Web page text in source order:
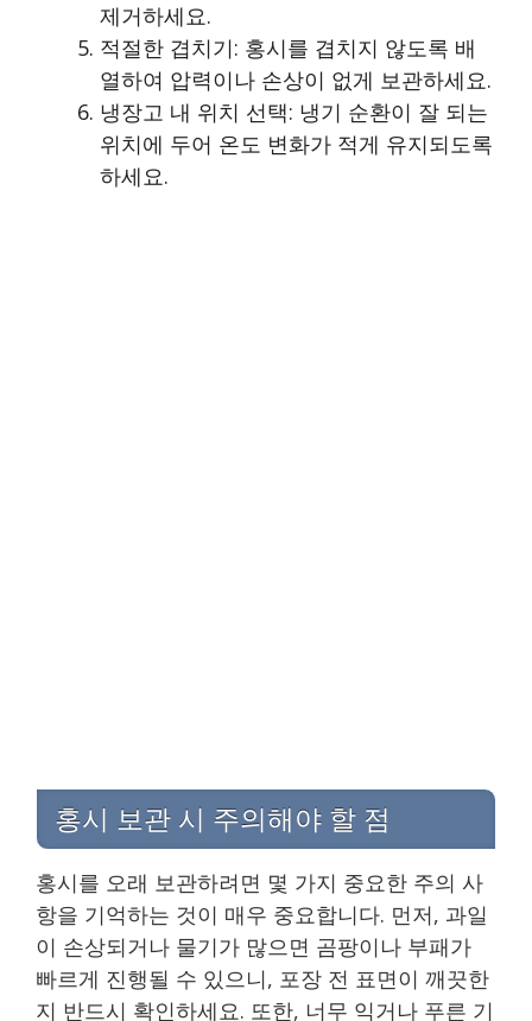
제거하세요.
적절한 겹치기: 홍시를 겹치지 않도록 배
열하여 압력이나 손상이 없게 보관하세요.
냉장고 내 위치 선택: 냉기 순환이 잘 되는
위치에 두어 온도 변화가 적게 유지되도록
하세요.
홍시 보관 시 주의해야 할 점
홍시를 오래 보관하려면 몇 가지 중요한 주의 사
항을 기억하는 것이 매우 중요합니다. 먼저, 과일
이 손상되거나 물기가 많으면 곰팡이나 부패가
빠르게 진행될 수 있으니, 포장 전 표면이 깨끗한
지 반드시 확인하세요. 또한, 너무 익거나 푸른 기